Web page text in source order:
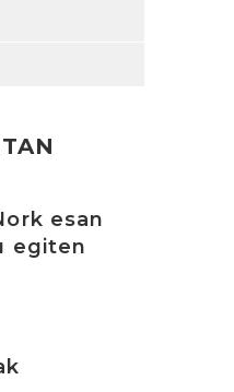
esan
egiten